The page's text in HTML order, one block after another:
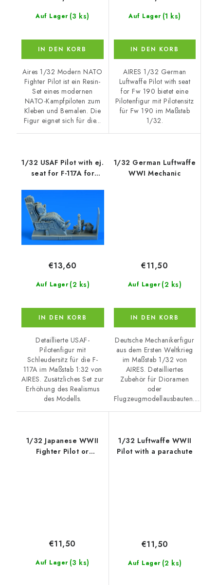
Auf Lager (3 ks)
IN DEN KORB
Aires 1/32 Modern NATO
Fighter Pilot ist ein Resin-
Set eines modernen
NATO-Kampfpiloten zum
Kleben und Bemalen. Die
Figur eignet sich für die...
Auf Lager (1 ks)
IN DEN KORB
AIRES 1/32 German
Luftwaffe Pilot with seat
for Fw 190 bietet eine
Pilotenfigur mit Pilotensitz
für Fw 190 im Maßstab
1/32.
1/32 USAF Pilot with ej.
seat for F-117A for
Auf Lager (2 ks)
€13,60
IN DEN KORB
Detaillierte USAF-
Pilotenfigur mit
Schleudersitz für die F-
117A im Maßstab 1:32 von
AIRES. Zusätzliches Set zur
Erhöhung des Realismus
des Modells.
1/32 German Luftwaffe
WWI Mechanic
Auf Lager (2 ks)
€11,50
IN DEN KORB
Deutsche Mechanikerfigur
aus dem Ersten Weltkrieg
im Maßstab 1/32 von
AIRES. Detailliertes
Zubehör für Dioramen
oder
Flugzeugmodellausbauten....
1/32 Japanese WWII
Fighter Pilot or
Auf Lager (3 ks)
€11,50
1/32 Luftwaffe WWII
Pilot with a parachute
Auf Lager (2 ks)
€11,50